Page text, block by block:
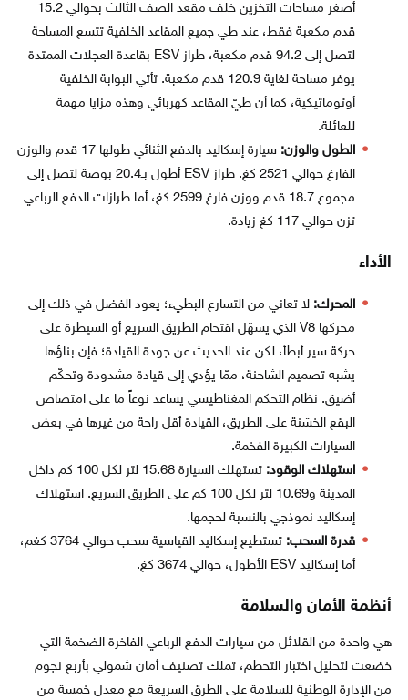
أصغر مساحات التخزين خلف مقعد الصف الثالث بحوالي 15.2
قدم مكعبة فقط، عند طي جميع المقاعد الخلفية تتسع المساحة
لتصل إلى 94.2 قدم مكعبة، طراز ESV بقاعدة العجلات الممتدة
يوفر مساحة لغاية 120.9 قدم مكعبة. تأتي البوابة الخلفية
أوتوماتيكية، كما أن طيّ المقاعد كهربائي وهذه مزايا مهمة
للعائلة.
الطول والوزن:
سيارة إسكاليد بالدفع الثنائي طولها 17 قدم والوزن
الفارغ حوالي 2521 كغ. طراز ESV أطول بـ20.4 بوصة لتصل إلى
مجموع 18.7 قدم ووزن فارغ 2599 كغ، أما طرازات الدفع الرباعي
تزن حوالي 117 كغ زيادة.
الأداء
المحرك: لا تعاني من التسارع البطيء؛ يعود الفضل في ذلك إلى
محركها V8 الذي يسهّل اقتحام الطريق السريع أو السيطرة على
حركة سير أبطأ، لكن عند الحديث عن جودة القيادة؛ فإن بناؤها
يشبه تصميم الشاحنة، ممّا يؤدي إلى قيادة مشدودة وتحكّم
أضيق. نظام التحكم المغناطيسي يساعد نوعاً ما على امتصاص
البقع الخشنة على الطريق، القيادة أقل راحة من غيرها في بعض
السيارات الكبيرة الفخمة.
استهلاك الوقود:
تستهلك السيارة 15.68 لتر لكل 100 كم داخل
المدينة و10.69 لتر لكل 100 كم على الطريق السريع. استهلاك
إسكاليد نموذجي بالنسبة لحجمها.
قدرة السحب:
تستطيع إسكاليد القياسية سحب حوالي 3764 كغم،
أما إسكاليد ESV الأطول، حوالي 3674 كغ.
أنظمة الأمان والسلامة
هي واحدة من القلائل من سيارات الدفع الرباعي الفاخرة الضخمة التي
خضعت لتحليل اختبار التحطم، تملك تصنيف أمان شمولي بأربع نجوم
من الإدارة الوطنية للسلامة على الطرق السريعة مع معدل خمسة من